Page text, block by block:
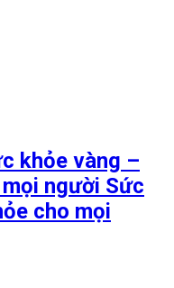
khỏe vàng –
người Sức
cho mọi